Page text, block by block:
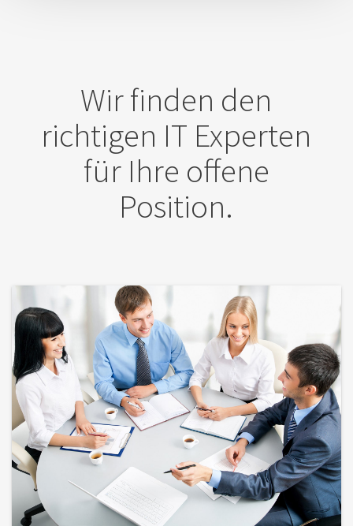
Wir finden den
richtigen IT Experten
für Ihre offene
Position.